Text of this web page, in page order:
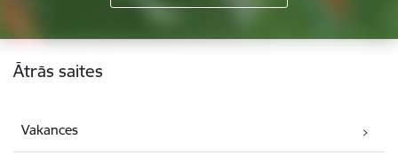
Kājene
Ātrās saites
Vakances